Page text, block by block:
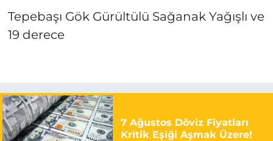
Tepebaşı Gök Gürültülü Sağanak Yağışlı ve
19 derece
7 Ağustos Döviz Fiyatları
Kritik Eşiği Aşmak Üzere!